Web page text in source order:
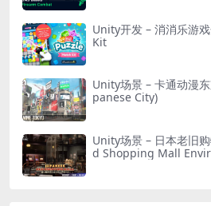
Unity开发 – 消消乐游
Kit
Unity场景 – 卡通动漫
panese City)
Unity场景 – 日本老旧
d Shopping Mall